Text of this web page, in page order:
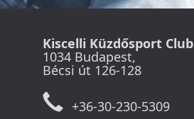
Kiscelli Küzdősport Club
1034 Budapest,
Bécsi út 126-128
+36-30-230-5309